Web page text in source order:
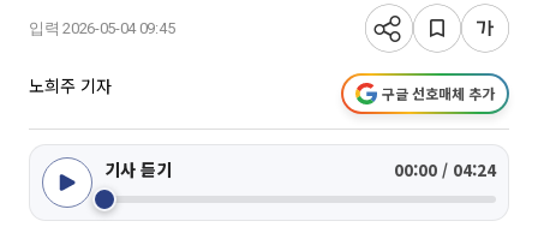
입력 2026-05-04 09:45
노희주 기자 구글 선호매체 추가
기사 듣기 00:00 / 04:24